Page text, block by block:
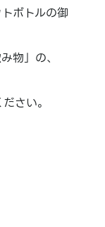
ボトルの御
物」の、
さい。